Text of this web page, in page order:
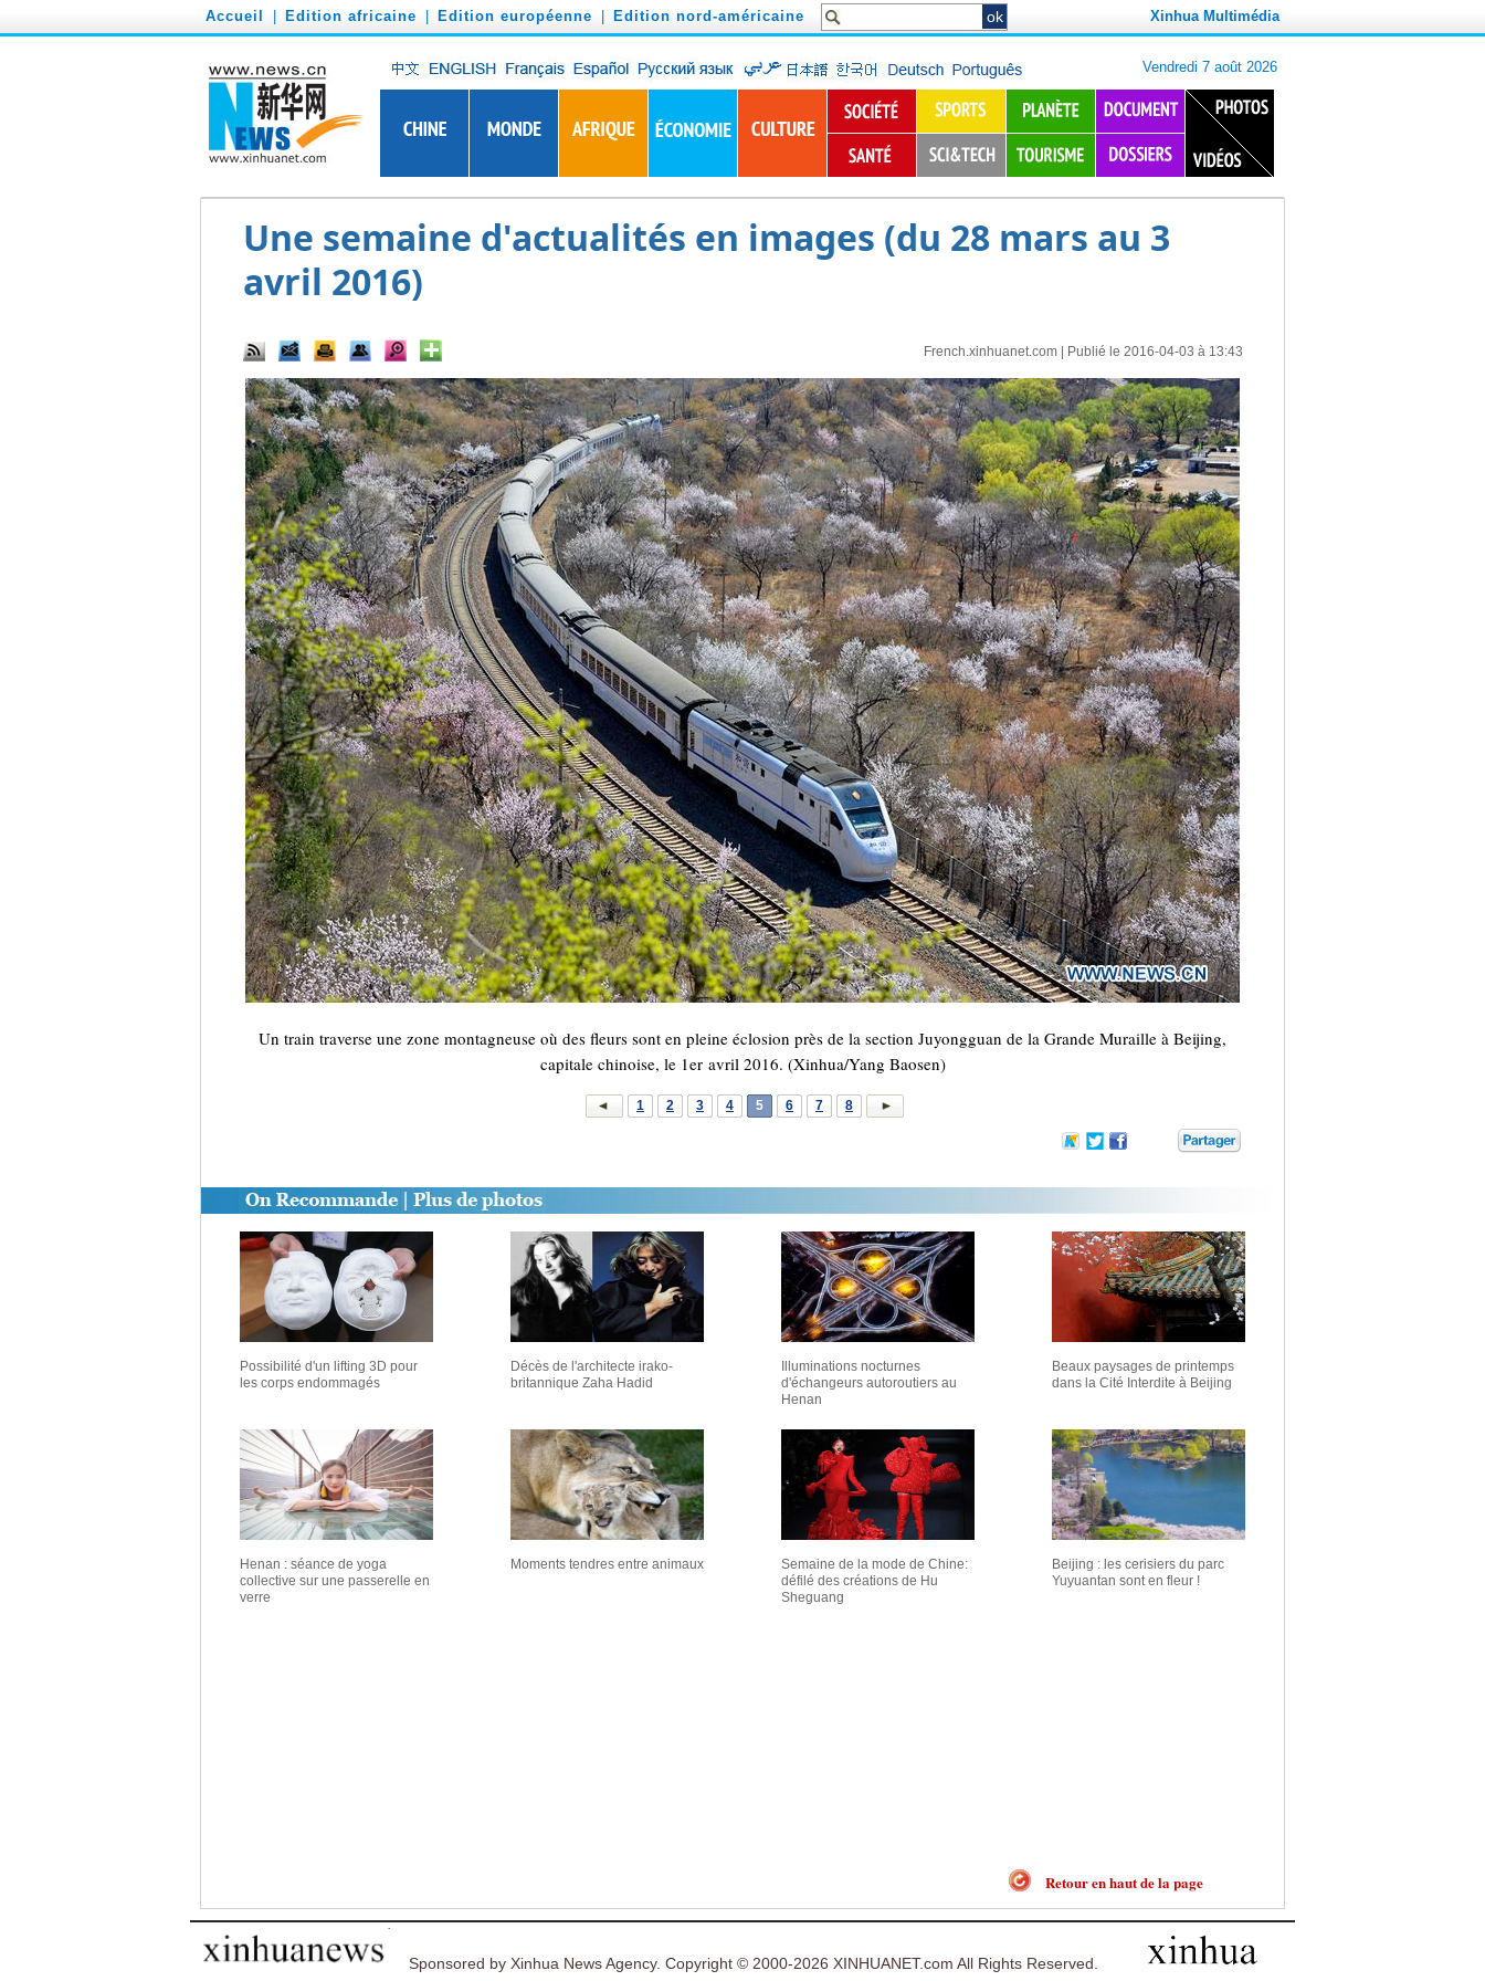
Accueil Edition africaine Edition européenne Edition nord-américaine Xinhua Multimédia
Une semaine d'actualités en images (du 28 mars au 3
avril 2016)
French.xinhuanet.com| Publié le 2016-04-03 à 13:43
Un train traverse une zone montagneuse où des fleurs sont en pleine éclosion près de la section Juyongguan de la Grande Muraille à Beijing,
capitale chinoise, le 1er avril 2016. (Xinhua/Yang Baosen)
1 2 3 4 5 6 7 8
Possibilité d'un lifting 3D pour
les corps endommagés
Décès de l'architecte irako-
britannique Zaha Hadid
Illuminations nocturnes
d'échangeurs autoroutiers au
Henan
Beaux paysages de printemps
dans la Cité Interdite à Beijing
Henan : séance de yoga
collective sur une passerelle en
verre
Moments tendres entre animaux
Semaine de la mode de Chine:
défilé des créations de Hu
Sheguang
Beijing : les cerisiers du parc
Yuyuantan sont en fleur !
Retour en haut de la page
Sponsored by Xinhua News Agency. Copyright © 2000-2026 XINHUANET.com All Rights Reserved.